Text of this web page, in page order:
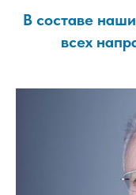
В составе
всех